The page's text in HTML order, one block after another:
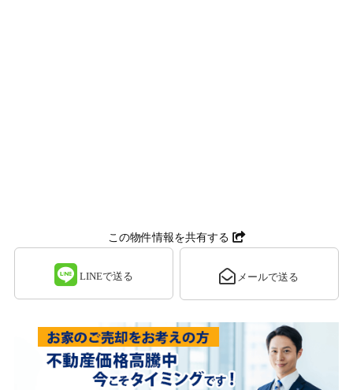
この物件情報を共有する
LINEで送る メールで送る